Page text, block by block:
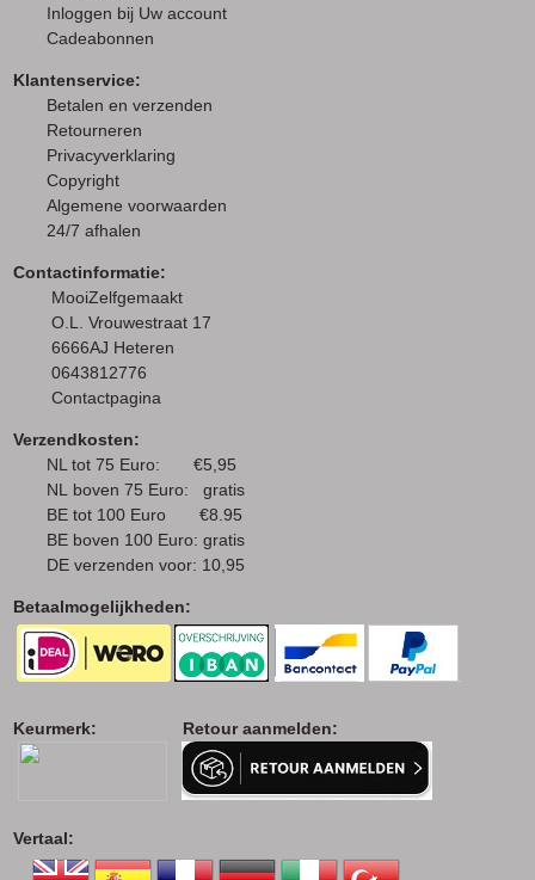
Inloggen bij Uw account
Cadeabonnen
Klantenservice:
Betalen en verzenden
Retourneren
Privacyverklaring
Copyright
Algemene voorwaarden
24/7 afhalen
Contactinformatie:
MooiZelfgemaakt
O.L. Vrouwestraat 17
6666AJ Heteren
0643812776
Contactpagina
Verzendkosten:
NL tot 75 Euro: €5,95
NL boven 75 Euro: gratis
BE tot 100 Euro €8.95
BE boven 100 Euro: gratis
DE verzenden voor: 10,95
Betaalmogelijkheden:
Keurmerk: Retour aanmelden:
Vertaal: